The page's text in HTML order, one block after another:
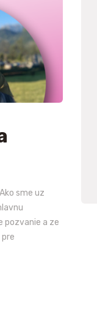
sme uz
pozvanie a ze